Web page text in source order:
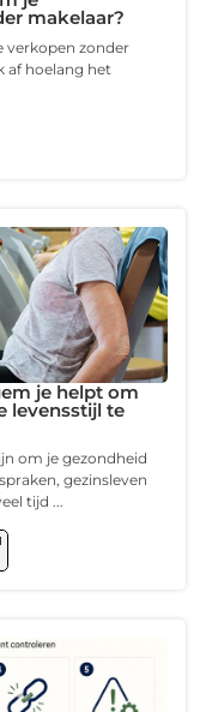
makelaar?
verkopen zonder
af hoelang het
je helpt om
levensstijl te
om je gezondheid
gezinsleven
tijd ...